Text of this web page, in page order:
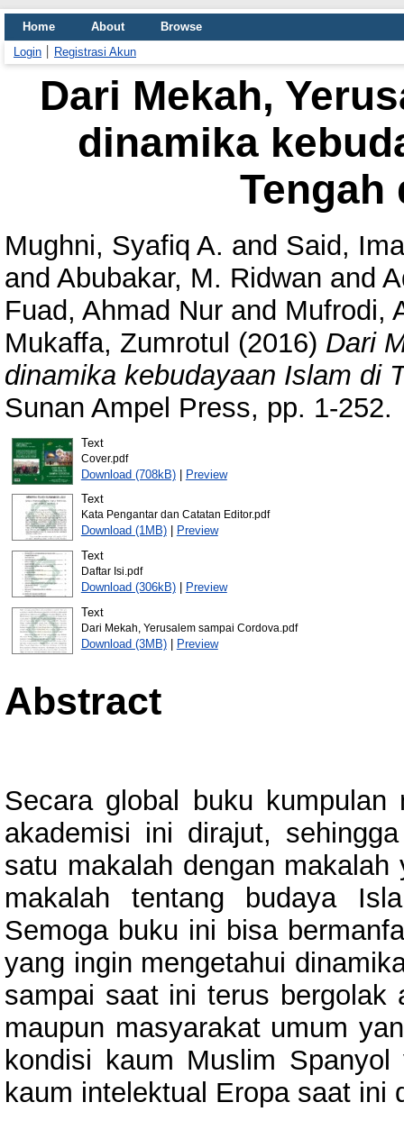
Home About
Browse
Login
Registrasi Akun
Dari Mekah,
dinamika
Tengah
Mughni, Syafiq A. and Said,
and Abubakar, M. Ridwan and
Fuad, Ahmad Nur and Mufrodi,
Mukaffa, Zumrotul (2016) Dari
dinamika kebudayaan Islam di
Sunan Ampel Press, pp. 1-252.
Text
Cover.pdf
Download (708kB)| Preview
Text
Kata Pengantar dan Catatan Editor.pdf
Download (1MB)|
Preview
Text
Daftar Isi.pdf
Download (306kB)|
Preview
Text
Dari Mekah, Yerusalem sampai Cordova.pdf
Download (3MB)| Preview
Abstract
Secara global buku kumpulan
akademisi ini dirajut,
satu makalah dengan
makalah tentang budaya
Semoga buku ini bisa
yang ingin mengetahui
sampai saat ini terus bergolak
maupun masyarakat umum
kondisi kaum Muslim
kaum intelektual Eropa saat ini